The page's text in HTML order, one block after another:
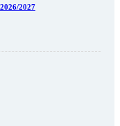
2027